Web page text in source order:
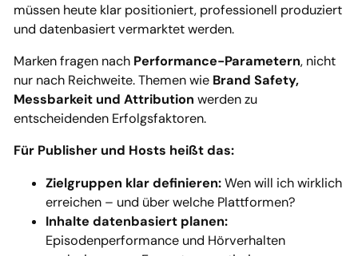
müssen heute klar positioniert, professionell produziert
und datenbasiert vermarktet werden.
Marken fragen nach Performance-Parametern, nicht
nur nach Reichweite. Themen wie Brand Safety,
Messbarkeit und Attribution werden zu
entscheidenden Erfolgsfaktoren.
Für Publisher und Hosts heißt das:
Zielgruppen klar definieren:Wen will ich wirklich
erreichen – und über welche Plattformen?
Inhalte datenbasiert planen:
Episodenperformance und Hörverhalten